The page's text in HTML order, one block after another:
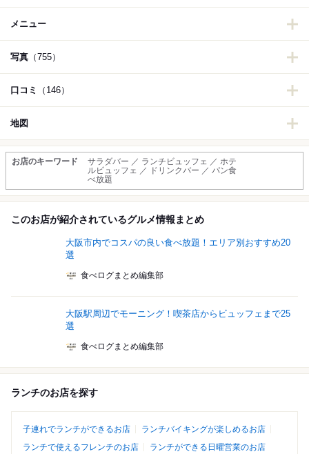
メニュー
写真 （755）
口コミ （146）
地図
お店のキーワード
サラダバー ／ ランチビュッフェ ／ ホテ
ルビュッフェ ／ ドリンクバー ／ パン食
べ放題
このお店が紹介されているグルメ情報まとめ
大阪市内でコスパの良い食べ放題！エリア別おすすめ20
選
食べログまとめ編集部
大阪駅周辺でモーニング！喫茶店からビュッフェまで25
選
食べログまとめ編集部
ランチのお店を探す
子連れでランチができるお店
ランチバイキングが楽しめるお店
ランチで使えるフレンチのお店
ランチができる日曜営業のお店